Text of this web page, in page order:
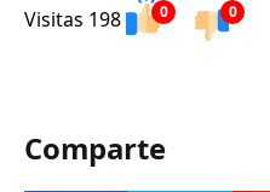
Visitas 198 0 0
Comparte